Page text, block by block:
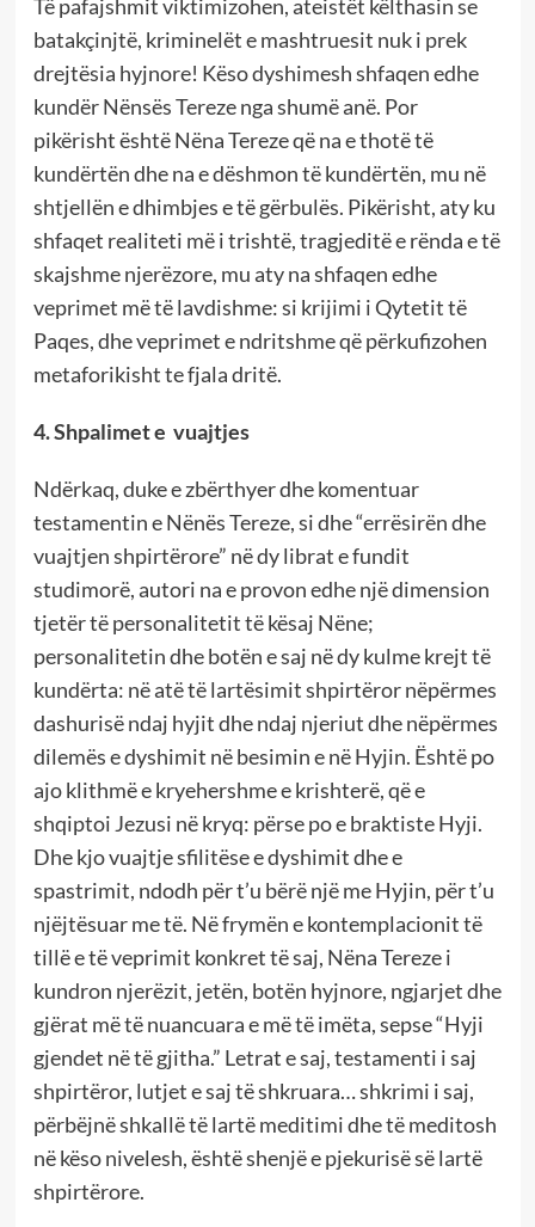
Të pafajshmit viktimizohen, ateistët këlthasin se
batakçinjtë, kriminelët e mashtruesit nuk i prek
drejtësia hyjnore! Këso dyshimesh shfaqen edhe
kundër Nënsës Tereze nga shumë anë. Por
pikërisht është Nëna Tereze që na e thotë të
kundërtën dhe na e dëshmon të kundërtën, mu në
shtjellën e dhimbjes e të gërbulës. Pikërisht, aty ku
shfaqet realiteti më i trishtë, tragjeditë e rënda e të
skajshme njerëzore, mu aty na shfaqen edhe
veprimet më të lavdishme: si krijimi i Qytetit të
Paqes, dhe veprimet e ndritshme që përkufizohen
metaforikisht te fjala dritë.
4. Shpalimet e vuajtjes
Ndërkaq, duke e zbërthyer dhe komentuar
testamentin e Nënës Tereze, si dhe “errësirën dhe
vuajtjen shpirtërore” në dy librat e fundit
studimorë, autori na e provon edhe një dimension
tjetër të personalitetit të kësaj Nëne;
personalitetin dhe botën e saj në dy kulme krejt të
kundërta: në atë të lartësimit shpirtëror nëpërmes
dashurisë ndaj hyjit dhe ndaj njeriut dhe nëpërmes
dilemës e dyshimit në besimin e në Hyjin. Është po
ajo klithmë e kryehershme e krishterë, që e
shqiptoi Jezusi në kryq: përse po e braktiste Hyji.
Dhe kjo vuajtje sfilitëse e dyshimit dhe e
spastrimit, ndodh për t’u bërë një me Hyjin, për t’u
njëjtësuar me të. Në frymën e kontemplacionit të
tillë e të veprimit konkret të saj, Nëna Tereze i
kundron njerëzit, jetën, botën hyjnore, ngjarjet dhe
gjërat më të nuancuara e më të imëta, sepse “Hyji
gjendet në të gjitha.” Letrat e saj, testamenti i saj
shpirtëror, lutjet e saj të shkruara… shkrimi i saj,
përbëjnë shkallë të lartë meditimi dhe të meditosh
në këso nivelesh, është shenjë e pjekurisë së lartë
shpirtërore.